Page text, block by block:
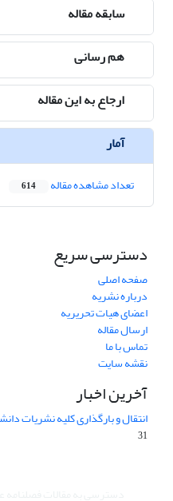
سابقه مقاله
هم رسانی
ارجاع به این مقاله
آمار
تعداد مشاهده مقاله 614
دسترسی سریع
صفحه اصلی
درباره نشریه
اعضای هیات تحریریه
ارسال مقاله
تماس با ما
نقشه سایت
آخرین اخبار
انتقال و بارگذاری کلیه نشریات
31